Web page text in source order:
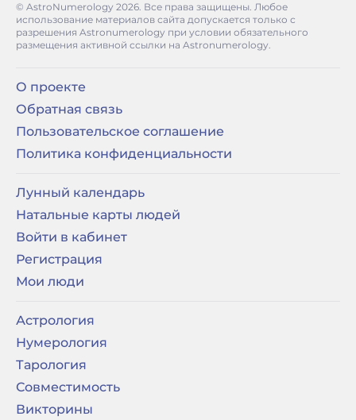
© AstroNumerology 2026. Все права защищены. Любое
использование материалов сайта допускается только с
разрешения Astronumerology при условии обязательного
размещения активной ссылки на Astronumerology.
О проекте
Обратная связь
Пользовательское соглашение
Политика конфиденциальности
Лунный календарь
Натальные карты людей
Войти в кабинет
Регистрация
Мои люди
Астрология
Нумерология
Тарология
Совместимость
Викторины